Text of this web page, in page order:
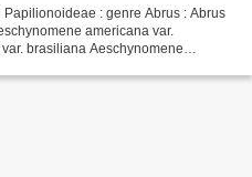
: genre Abrus : Abrus
americana var.
brasiliana Aeschynomene